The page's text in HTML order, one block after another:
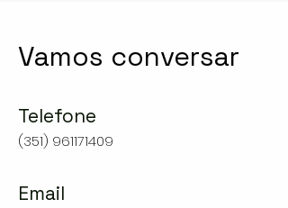
Vamos conversar
Telefone
(351) 961171409
Email